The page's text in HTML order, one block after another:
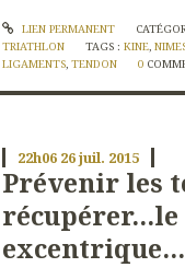
LIEN PERMANENT
TRIATHLON
TAGS :KINE,
LIGAMENTS, TENDON 0
22h06 26juil. 2015
Prévenir les